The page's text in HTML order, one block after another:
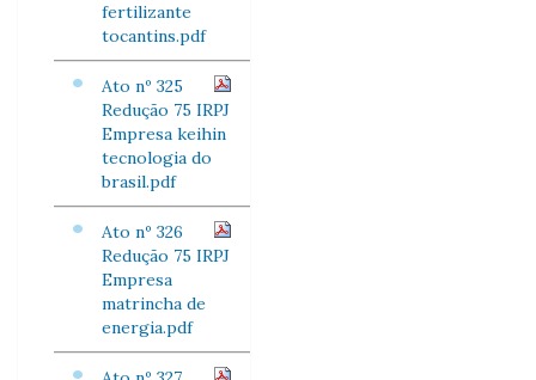
fertilizante
tocantins.pdf
Ato nº 325
Redução 75 IRPJ
Empresa keihin
tecnologia do
brasil.pdf
Ato nº 326
Redução 75 IRPJ
Empresa
matrincha de
energia.pdf